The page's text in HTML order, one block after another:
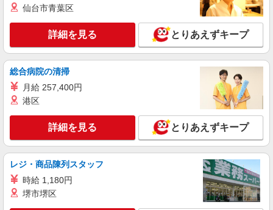
株式会社kotrio /●SW-S-2114296
お迎え時間に合わせたシフトもOK＊主婦活躍
中◎サ高住STAFF
時給1550円〜2312円 ＜交通費全支給(ガソリ
キープ 詳細を見る
株式会社kotrio /●SW-S-2007484
国立｜サポート役が好きな方へ！就労支援で見
時給1500円〜 ※給与は資格・経験を考慮
仙台市青葉区
詳細を見る とりあえずキープ
総合病院の清掃
月給 257,400円
港区
詳細を見る とりあえずキープ
レジ・商品陳列スタッフ
時給 1,180円
堺市堺区